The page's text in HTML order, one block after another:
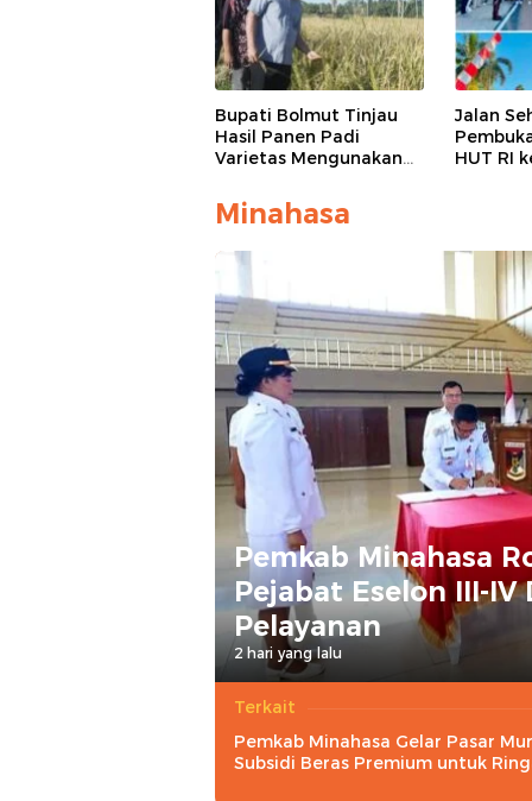
Bupati Bolmut Tinjau
Hasil Panen Padi
Varietas Mengunakan
Jalan
HUT RI
Minahasa
Pemkab Minahasa
Pejabat Eselon III-
Pelayanan
2 hari yang lalu
Terkait
Pemkab Minahasa Gelar Pasar
Subsidi Beras Premium untuk